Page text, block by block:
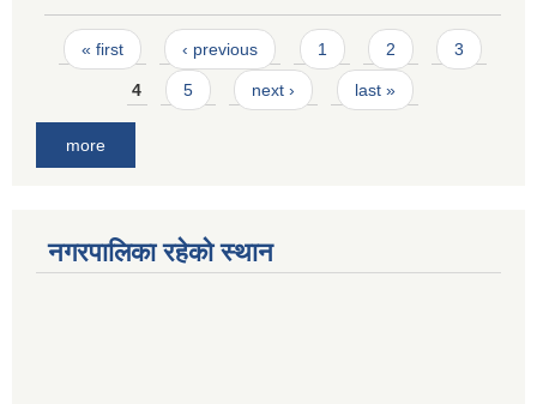
Pages
« first ‹ previous 1 2 3
4 5 next › last »
more
नगरपालिका रहेको स्थान